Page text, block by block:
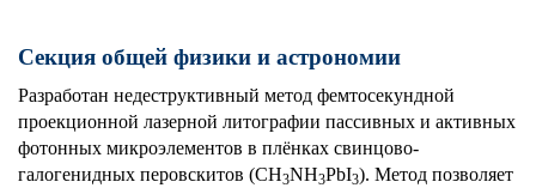
Секция общей физики и астрономии
Разработан недеструктивный метод фемтосекундной
проекционной лазерной литографии пассивных и активных
фотонных микроэлементов в плёнках свинцово-
галогенидных перовскитов (CH3NH3PbI3). Метод позволяет